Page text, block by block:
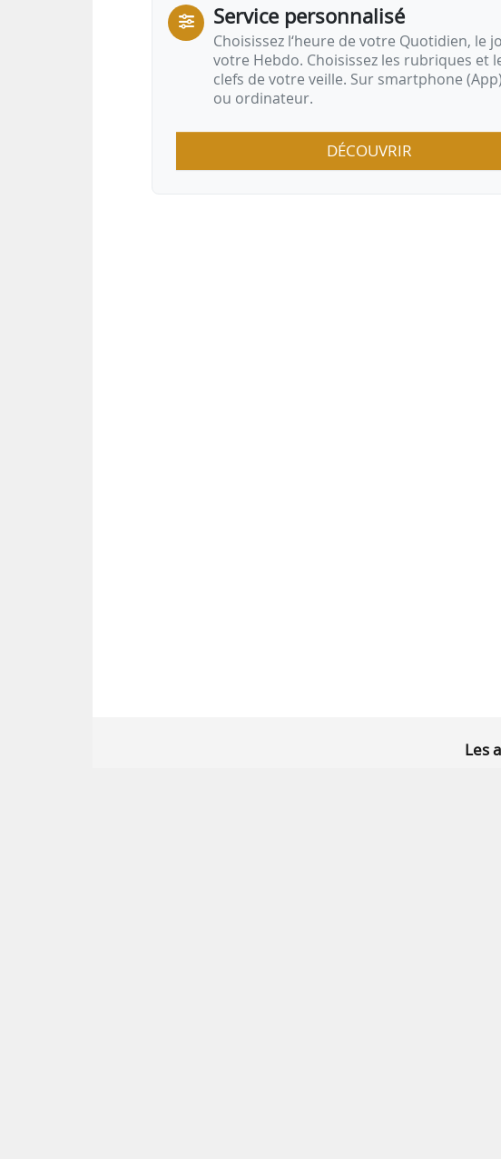
Service personnalisé
Choisissez l‘heure de votre Quotidien, le
votre Hebdo. Choisissez les rubriques et
clefs de votre veille. Sur smartphone
ou ordinateur.
DÉCOUVRIR
Les